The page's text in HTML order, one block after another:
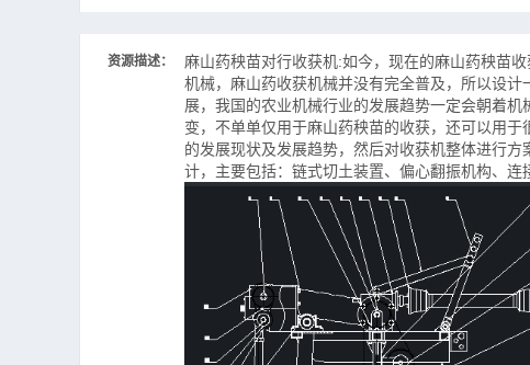
资源描述： 麻山药秧苗对行收获机:如今，现在的麻山药秧苗
机械，麻山药收获机械并没有完全普及，所以设
展，我国的农业机械行业的发展趋势一定会朝着
变，不单单仅用于麻山药秧苗的收获，还可以用
的发展现状及发展趋势，然后对收获机整体进行
计，主要包括：链式切土装置、偏心翻振机构、连